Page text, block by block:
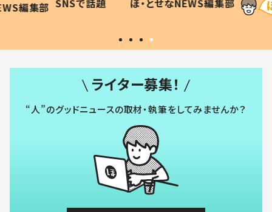
編集部 #令和の子
SNSで話題 ほ・とせなNEWS編集部
い」
ライター募集！
“人”のグッドニュースの取材・執筆をしてみませんか？